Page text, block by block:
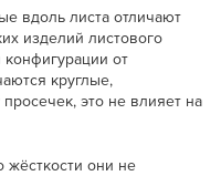
вдоль листа отличают
изделий листового
от
круглые,
это не влияет на
жёсткости они не